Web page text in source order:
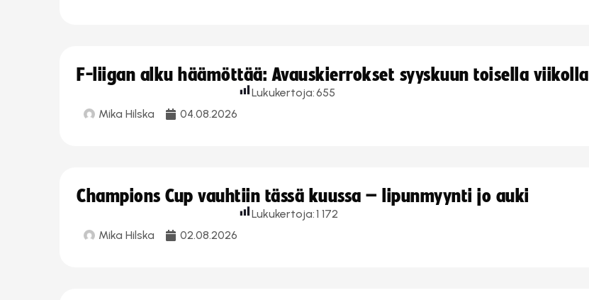
F-liigan alku häämöttää: Avauskierrokset syyskuun toisella viikolla
Mika Hilska 04.08.2026
Lukukertoja:655
Champions Cup vauhtiin tässä kuussa – lipunmyynti jo auki
Mika Hilska 02.08.2026
Lukukertoja:1 172